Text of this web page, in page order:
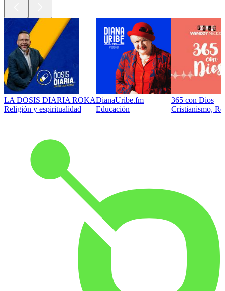
LA DOSIS DIARIA ROKA
Religión y espiritualidad
DianaUribe.fm
Educación
365 con Dios
Cristianismo,